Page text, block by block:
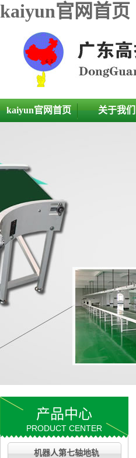
kaiyun官网首页
kaiyun官网首页 关于我们
产品中心
PRODUCT CENTER
机器人第七轴地轨